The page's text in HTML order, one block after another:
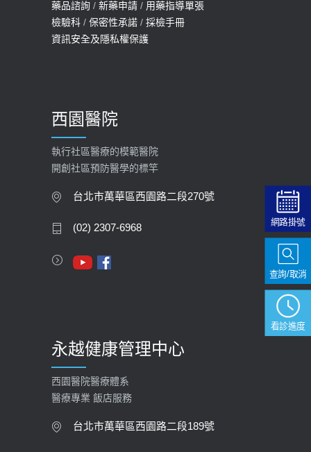
藥品諮詢 / 新藥申請 / 用藥指導單張
檢驗科 / 保密性承諾 / 採檢手冊
資訊安全及隱私權保護
西園醫院
執行社區醫療的模範醫院
開創社區預防醫學的標竿
台北市萬華區西園路二段270號
(02) 2307-6968
永越健康管理中心
西園醫院醫療體系
醫療專業 飯店服務
台北市萬華區西園路二段189號
網路掛號
看診進度
查詢/取消